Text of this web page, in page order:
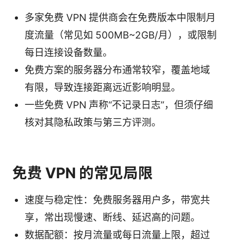
多家免费 VPN 提供商会在免费版本中限制月
度流量（常见如 500MB~2GB/月），或限制
每日连接设备数量。
免费方案的服务器分布通常较窄，覆盖地域
有限，导致连接距离远近影响明显。
一些免费 VPN 声称“不记录日志”，但须仔细
核对其隐私政策与第三方评测。
免费 VPN 的常见局限
速度与稳定性：免费服务器用户多，带宽共
享，常出现慢速、断线、延迟高的问题。
数据配额：按月流量或每日流量上限，超过